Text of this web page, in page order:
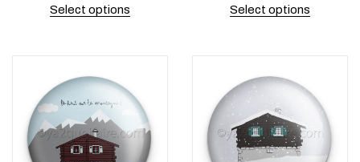
Select options
Select options